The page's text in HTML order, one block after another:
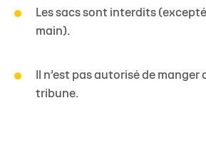
Les sacs sont interdits
main).
Il n’est pas autorisé de manger
tribune.